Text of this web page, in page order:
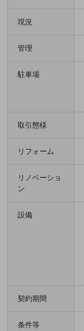
現況
管理
駐車場
取引態様
リフォーム
リノベーショ
ン
設備
契約期間
条件等